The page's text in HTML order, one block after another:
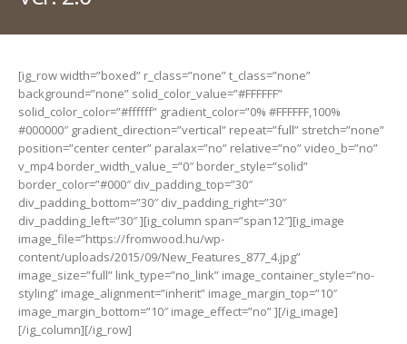
[ig_row width=”boxed” r_class=”none” t_class=”none”
background=”none” solid_color_value=”#FFFFFF”
solid_color_color=”#ffffff” gradient_color=”0% #FFFFFF,100%
#000000″ gradient_direction=”vertical” repeat=”full” stretch=”none”
position=”center center” paralax=”no” relative=”no” video_b=”no”
v_mp4 border_width_value_=”0″ border_style=”solid”
border_color=”#000″ div_padding_top=”30″
div_padding_bottom=”30″ div_padding_right=”30″
div_padding_left=”30″ ][ig_column span=”span12″][ig_image
image_file=”https://fromwood.hu/wp-
content/uploads/2015/09/New_Features_877_4.jpg”
image_size=”full” link_type=”no_link” image_container_style=”no-
styling” image_alignment=”inherit” image_margin_top=”10″
image_margin_bottom=”10″ image_effect=”no” ][/ig_image]
[/ig_column][/ig_row]